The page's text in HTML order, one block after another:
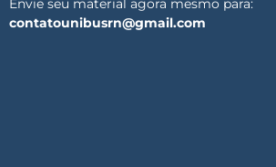
Envie seu material agora mesmo para:
contatounibusrn@gmail.com